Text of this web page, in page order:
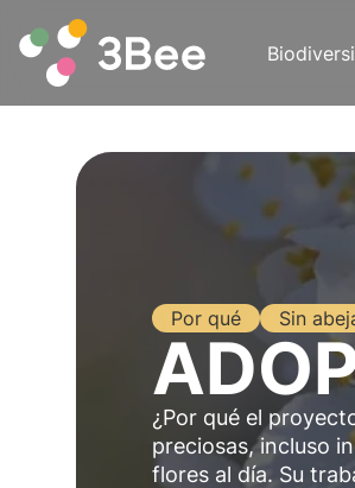
Por qué Sin
¿Por qué el
preciosas, incluso
flores al día. Su